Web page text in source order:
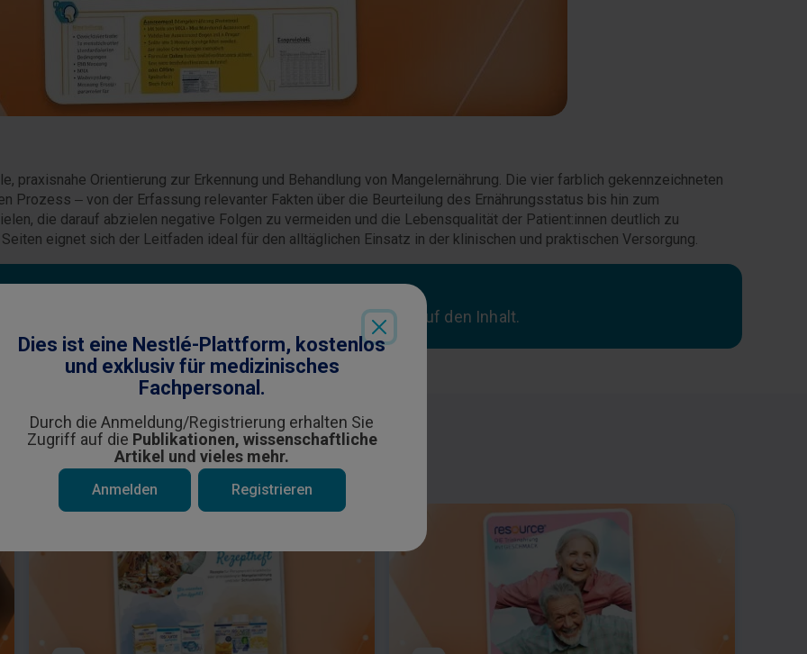
praxisnahe Orientierung zur Erkennung und Behandlung von Mangelernährung. Die vier farblich gekennzeichneten
Prozess – von der Erfassung relevanter Fakten über die Beurteilung des Ernährungsstatus bis hin zum
die darauf abzielen negative Folgen zu vermeiden und die Lebensqualität der Patient:innen deutlich zu
eignet sich der Leitfaden ideal für den alltäglichen Einsatz in der klinischen und praktischen Versorgung.
richtet sich an medizinisches Fachpersonal.
erhalten Sie Zugriff auf den Inhalt.
könnten
Dies ist eine Nestlé-Plattform, kostenlos
und exklusiv für medizinisches
Fachpersonal.
Durch die Anmeldung/Registrierung erhalten Sie
Zugriff auf die Publikationen, wissenschaftliche
Artikel und vieles mehr.
Anmelden Registrieren